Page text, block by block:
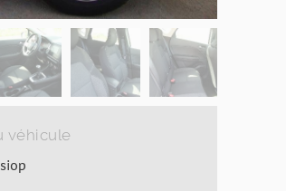
véhicule